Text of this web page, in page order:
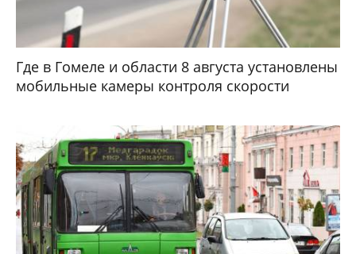
Где в Гомеле и области 8 августа установлены
мобильные камеры контроля скорости